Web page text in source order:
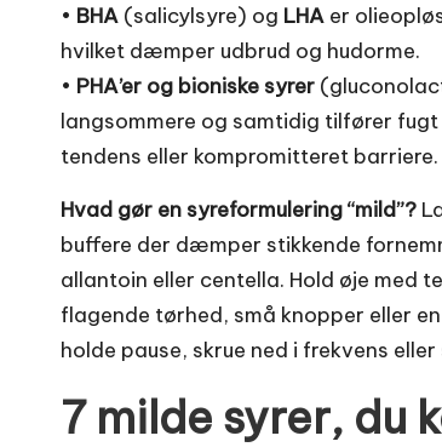
• BHA (salicylsyre) og LHA er
hvilket dæmper udbrud og hudorme.
• PHA’er og bioniske syrer
langsommere og samtidig tilfører
tendens eller kompromitteret barriere.
Hvad gør en syreformulering “mild”?
buffere der dæmper stikkende
allantoin eller centella. Hold øje med
flagende tørhed, små knopper eller
holde pause, skrue ned i frekvens eller
7 milde syrer, du